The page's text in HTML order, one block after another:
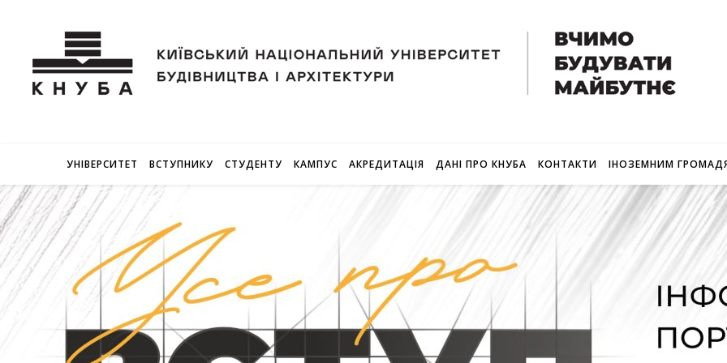
УНІВЕРСИТЕТ ВСТУПНИКУ СТУДЕНТУ КАМПУС АКРЕДИТАЦІЯ ДАНІ ПРО КНУБА КОНТАКТИ ІНОЗЕМНИМ